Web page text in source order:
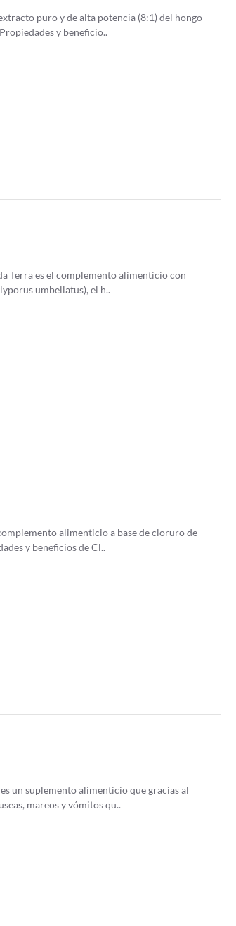
puro y de alta potencia (8:1) del hongo
medicinal Hericium erinaceus. Apto para: ovolactovegetarianos. Propiedades y beneficio..
Terra es el complemento alimenticio con
umbellatus), el h..
alimenticio a base de cloruro de
a disminuir el cansancio y la fatiga. Propiedades y beneficios de Cl..
un suplemento alimenticio que gracias al
mareos y vómitos qu..